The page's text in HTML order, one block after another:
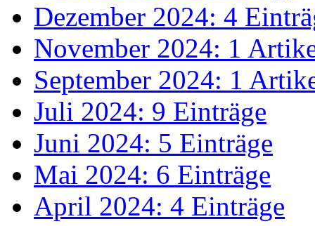
Dezember 2024: 4
November 2024: 1
September 2024: 1
Juli 2024: 9 Einträge
Juni 2024: 5 Einträge
Mai 2024: 6 Einträge
April 2024: 4 Einträge